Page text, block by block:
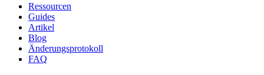
Ressourcen
Guides
Artikel
Blog
Änderungsprotokoll
FAQ